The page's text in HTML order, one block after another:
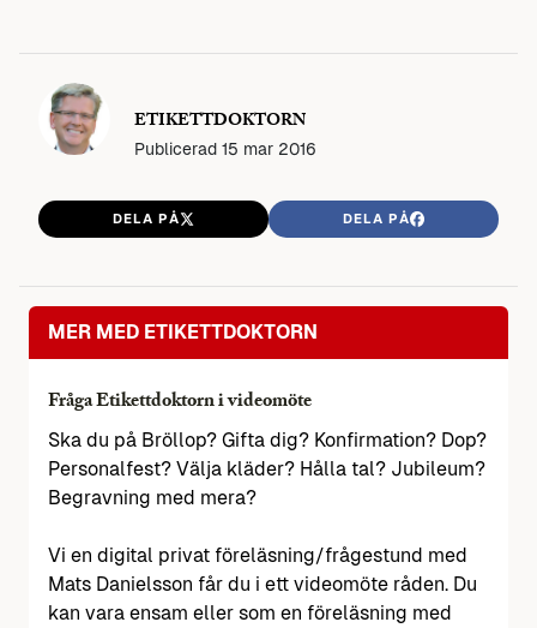
ETIKETTDOKTORN
Publicerad 15 mar 2016
DELA PÅ DELA PÅ
MER MED ETIKETTDOKTORN
Fråga Etikettdoktorn i videomöte
Ska du på Bröllop? Gifta dig? Konfirmation? Dop?
Personalfest? Välja kläder? Hålla tal? Jubileum?
Begravning med mera?
Vi en digital privat föreläsning/frågestund med
Mats Danielsson får du i ett videomöte råden. Du
kan vara ensam eller som en föreläsning med